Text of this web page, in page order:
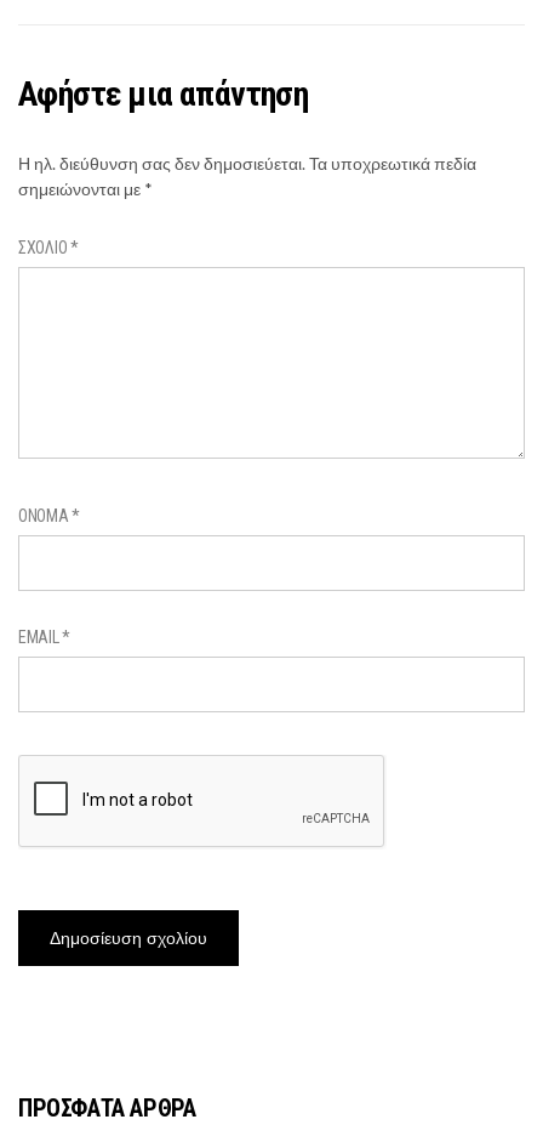
Αφήστε μια απάντηση
Η ηλ. διεύθυνση σας δεν δημοσιεύεται.Τα υποχρεωτικά πεδία
σημειώνονται με *
ΣΧΌΛΙΟ*
ΌΝΟΜΑ*
EMAIL*
ΠΡΟΣΦΑΤΑ ΑΡΘΡΑ